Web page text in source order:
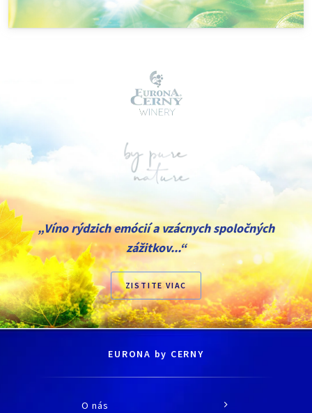
„Víno rýdzich emócií a vzácnych spoločných
zážitkov...“
ZISTITE VIAC
EURONA by CERNY
O nás